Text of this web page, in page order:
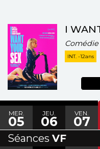
I
Comédie
INT. -12ans
MER.
05
JEU.
06
VEN.
07
Séances VF